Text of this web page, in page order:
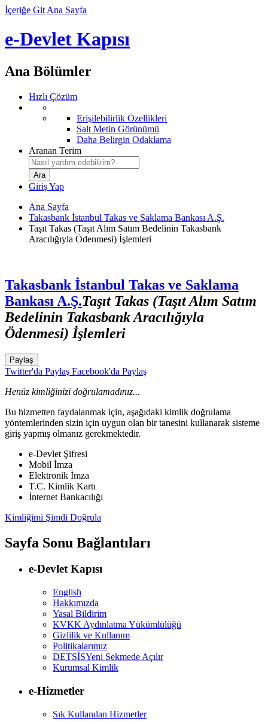
İçeriğe Git Ana Sayfa
e-Devlet Kapısı
Ana Bölümler
Hızlı Çözüm
Erişilebilirlik Özellikleri
Salt Metin Görünümü
Daha Belirgin Odaklama
Aranan Terim
Giriş Yap
Ana Sayfa
Takasbank İstanbul Takas ve Saklama Bankası A.Ş.
Taşıt Takas (Taşıt Alım Satım Bedelinin Takasbank
Aracılığıyla Ödenmesi) İşlemleri
Takasbank İstanbul Takas ve Saklama
Bankası A.Ş.Taşıt Takas (Taşıt Alım Satım
Bedelinin Takasbank Aracılığıyla
Ödenmesi) İşlemleri
Paylaş
Twitter'da Paylaş Facebook'da Paylaş
Henüz kimliğinizi doğrulamadınız...
Bu hizmetten faydalanmak için, aşağıdaki kimlik doğrulama
yöntemlerinden sizin için uygun olan bir tanesini kullanarak sisteme
giriş yapmış olmanız gerekmektedir.
e-Devlet Şifresi
Mobil İmza
Elektronik İmza
T.C. Kimlik Kartı
İnternet Bankacılığı
Kimliğimi Şimdi Doğrula
Sayfa Sonu Bağlantıları
e-Devlet Kapısı
English
Hakkımızda
Yasal Bildirim
KVKK Aydınlatma Yükümlülüğü
Gizlilik ve Kullanım
Politikalarımız
DETSİSYeni Sekmede Açılır
Kurumsal Kimlik
e-Hizmetler
Sık Kullanılan Hizmetler